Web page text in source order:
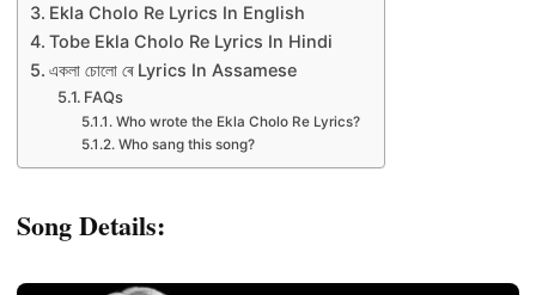
Ekla Cholo Re Lyrics In English
Tobe Ekla Cholo Re Lyrics In Hindi
একলা চোলো ৰে Lyrics In Assamese
FAQs
Who wrote the Ekla Cholo Re Lyrics?
Who sang this song?
Song Details: